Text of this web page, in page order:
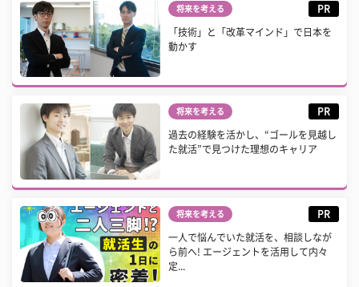
将来を考える PR
「技術」と「改革マインド」で日本を
動かす
将来を考える PR
過去の経験を活かし、“ゴールを見越し
た就活”で見つけた理想のキャリア
将来を考える PR
一人で悩んでいた就活を、相談しなが
ら前へ! エージェントを活用して内々
定...